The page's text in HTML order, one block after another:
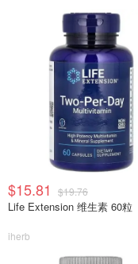
$15.81 $19.76
Life Extension 维生素 60粒
iherb